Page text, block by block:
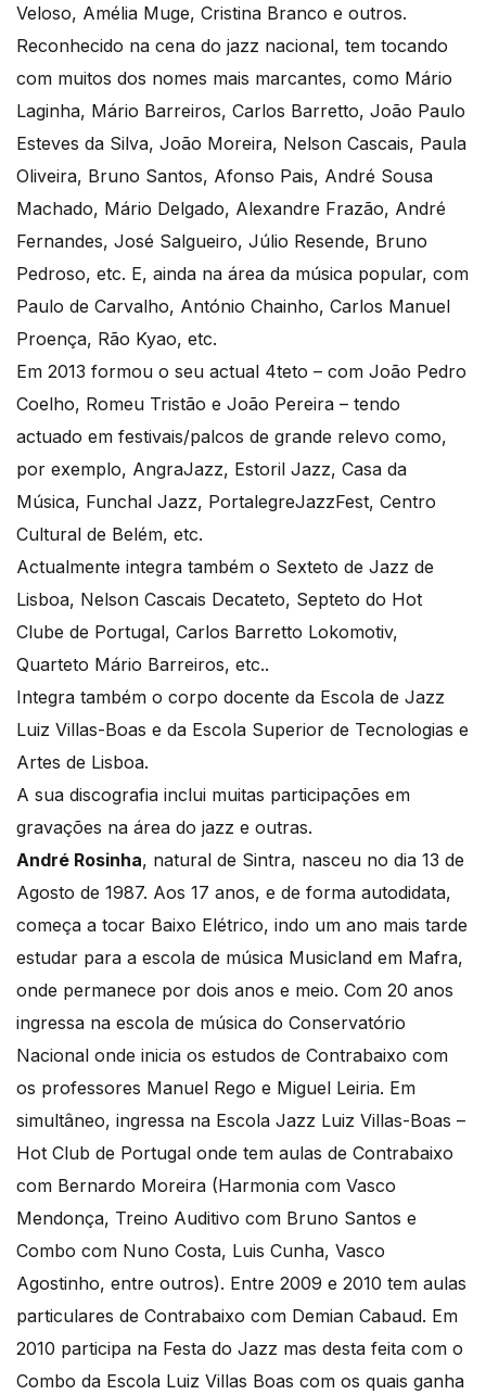
Veloso, Amélia Muge, Cristina Branco e outros.
Reconhecido na cena do jazz nacional, tem tocando
com muitos dos nomes mais marcantes, como Mário
Laginha, Mário Barreiros, Carlos Barretto, João Paulo
Esteves da Silva, João Moreira, Nelson Cascais, Paula
Oliveira, Bruno Santos, Afonso Pais, André Sousa
Machado, Mário Delgado, Alexandre Frazão, André
Fernandes, José Salgueiro, Júlio Resende, Bruno
Pedroso, etc. E, ainda na área da música popular, com
Paulo de Carvalho, António Chainho, Carlos Manuel
Proença, Rão Kyao, etc.
Em 2013 formou o seu actual 4teto – com João Pedro
Coelho, Romeu Tristão e João Pereira – tendo
actuado em festivais/palcos de grande relevo como,
por exemplo, AngraJazz, Estoril Jazz, Casa da
Música, Funchal Jazz, PortalegreJazzFest, Centro
Cultural de Belém, etc.
Actualmente integra também o Sexteto de Jazz de
Lisboa, Nelson Cascais Decateto, Septeto do Hot
Clube de Portugal, Carlos Barretto Lokomotiv,
Quarteto Mário Barreiros, etc..
Integra também o corpo docente da Escola de Jazz
Luiz Villas-Boas e da Escola Superior de Tecnologias e
Artes de Lisboa.
A sua discografia inclui muitas participações em
gravações na área do jazz e outras.
André Rosinha, natural de Sintra, nasceu no dia 13 de
Agosto de 1987. Aos 17 anos, e de forma autodidata,
começa a tocar Baixo Elétrico, indo um ano mais tarde
estudar para a escola de música Musicland em Mafra,
onde permanece por dois anos e meio. Com 20 anos
ingressa na escola de música do Conservatório
Nacional onde inicia os estudos de Contrabaixo com
os professores Manuel Rego e Miguel Leiria. Em
simultâneo, ingressa na Escola Jazz Luiz Villas-Boas –
Hot Club de Portugal onde tem aulas de Contrabaixo
com Bernardo Moreira (Harmonia com Vasco
Mendonça, Treino Auditivo com Bruno Santos e
Combo com Nuno Costa, Luis Cunha, Vasco
Agostinho, entre outros). Entre 2009 e 2010 tem aulas
particulares de Contrabaixo com Demian Cabaud. Em
2010 participa na Festa do Jazz mas desta feita com o
Combo da Escola Luiz Villas Boas com os quais ganha